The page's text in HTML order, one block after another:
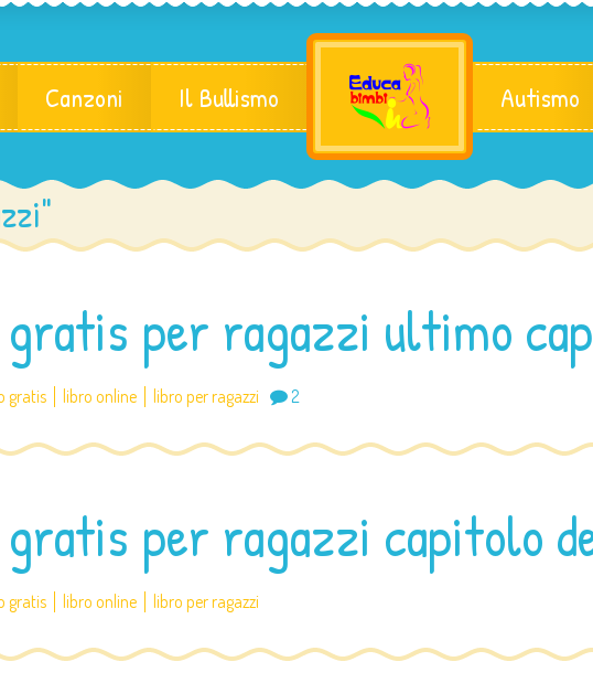
Canzoni Il Bullismo Autismo
per ragazzi ultimo
gratis libro online libro per ragazzi 2
per ragazzi capitolo
gratis libro online libro per ragazzi